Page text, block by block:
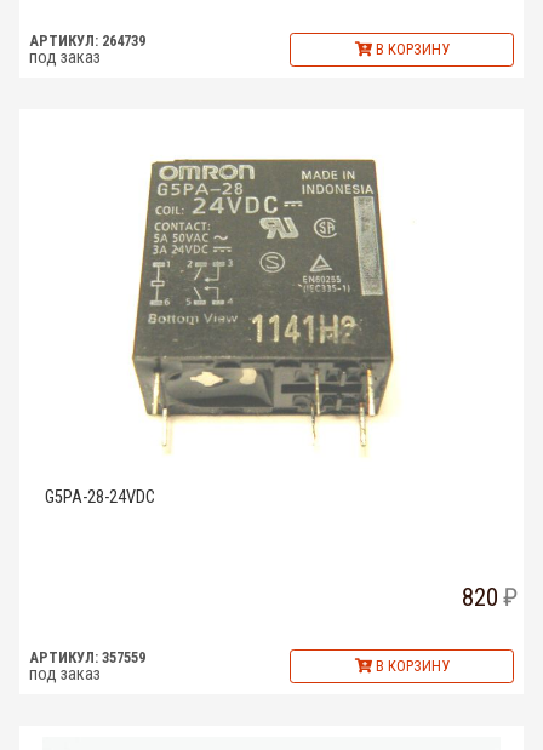
АРТИКУЛ: 264739
под заказ В КОРЗИНУ
G5PA-28-24VDC
820
АРТИКУЛ: 357559
под заказ В КОРЗИНУ